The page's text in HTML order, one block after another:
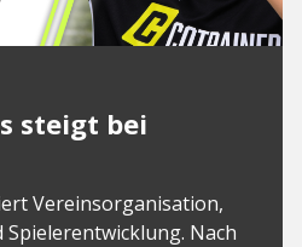
steigt bei
Vereinsorganisation,
Nach